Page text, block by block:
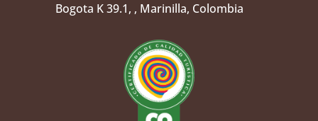
Bogota K 39.1, , Marinilla, Colombia